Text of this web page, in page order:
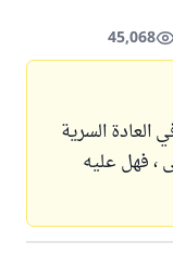
45,068
السرية
، فهل عليه